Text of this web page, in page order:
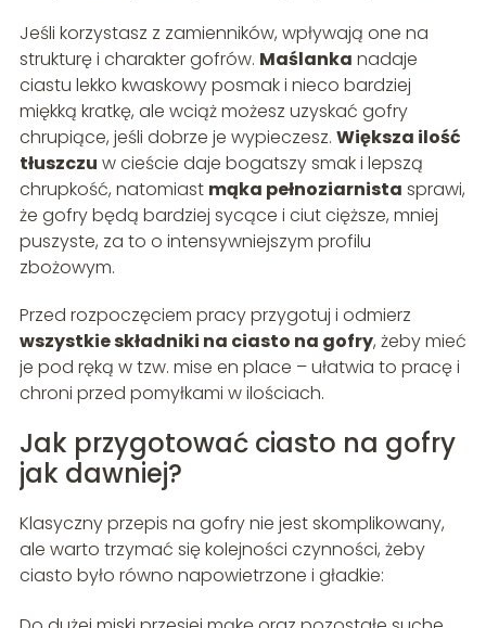
Jeśli korzystasz z zamienników, wpływają one na
strukturę i charakter gofrów. Maślanka nadaje
ciastu lekko kwaskowy posmak i nieco bardziej
miękką kratkę, ale wciąż możesz uzyskać gofry
chrupiące, jeśli dobrze je wypieczesz. Większa ilość
tłuszczu w cieście daje bogatszy smak i lepszą
chrupkość, natomiast mąka pełnoziarnista sprawi,
że gofry będą bardziej sycące i ciut cięższe, mniej
puszyste, za to o intensywniejszym profilu
zbożowym.
Przed rozpoczęciem pracy przygotuj i odmierz
wszystkie składniki na ciasto na gofry, żeby mieć
je pod ręką w tzw. mise en place – ułatwia to pracę i
chroni przed pomyłkami w ilościach.
Jak przygotować ciasto na gofry
jak dawniej?
Klasyczny przepis na gofry nie jest skomplikowany,
ale warto trzymać się kolejności czynności, żeby
ciasto było równo napowietrzone i gładkie: